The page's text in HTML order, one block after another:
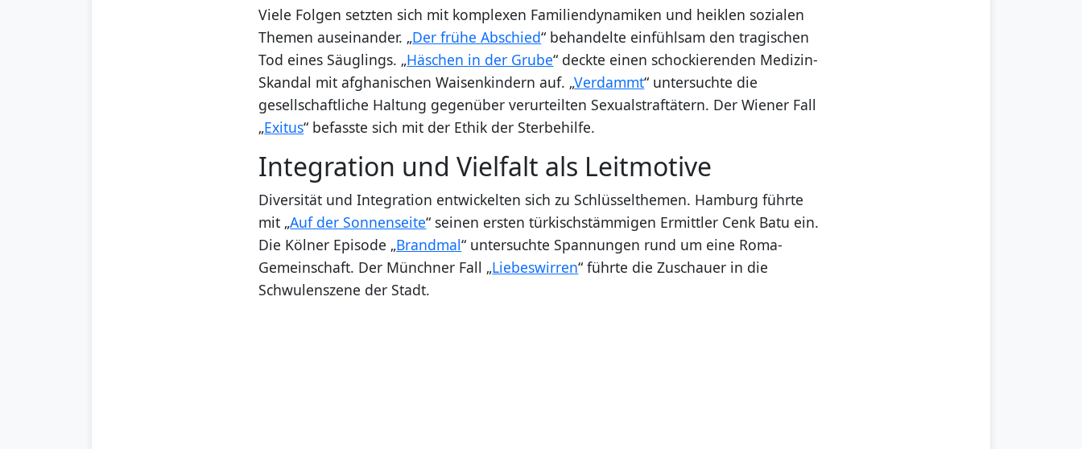
Viele Folgen setzten sich mit komplexen Familiendynamiken und heiklen sozialen
Themen auseinander. „Der frühe Abschied“ behandelte einfühlsam den tragischen
Tod eines Säuglings. „Häschen in der Grube“ deckte einen schockierenden Medizin-
Skandal mit afghanischen Waisenkindern auf. „Verdammt“ untersuchte die
gesellschaftliche Haltung gegenüber verurteilten Sexualstraftätern. Der Wiener Fall
„Exitus“ befasste sich mit der Ethik der Sterbehilfe.
Integration und Vielfalt als Leitmotive
Diversität und Integration entwickelten sich zu Schlüsselthemen. Hamburg führte
mit „Auf der Sonnenseite“ seinen ersten türkischstämmigen Ermittler Cenk Batu ein.
Die Kölner Episode „Brandmal“ untersuchte Spannungen rund um eine Roma-
Gemeinschaft. Der Münchner Fall „Liebeswirren“ führte die Zuschauer in die
Schwulenszene der Stadt.